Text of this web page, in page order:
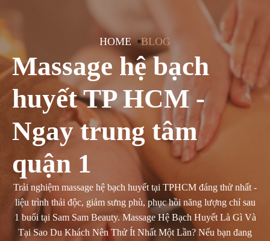
HOME BLOG
Massage hệ bạch
huyết TP HCM -
Ngay trung tâm
quận 1
Trải nghiệm massage hệ bạch huyết tại TPHCM đáng thử nhất -
liệu trình thải độc, giảm sưng phù, phục hồi năng lượng chỉ sau
1 buổi tại Sam Sam Beauty. Massage Hệ Bạch Huyết Là Gì Và
Tại Sao Du Khách Nên Thử Ít Nhất Một Lần? Nếu bạn đang